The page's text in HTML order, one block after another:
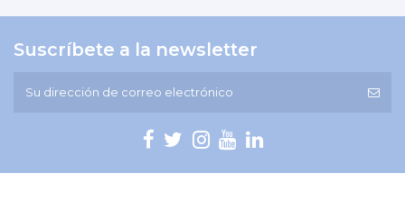
Suscríbete a la newsletter